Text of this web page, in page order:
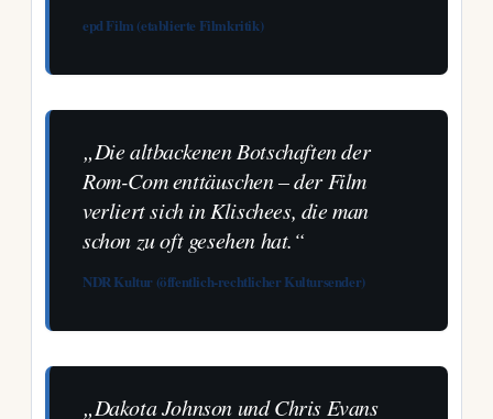
epd Film (etablierte Filmkritik)
„Die altbackenen Botschaften der
Rom-Com enttäuschen – der Film
verliert sich in Klischees, die man
schon zu oft gesehen hat.“
NDR Kultur (öffentlich-rechtlicher Kultursender)
„Dakota Johnson und Chris Evans